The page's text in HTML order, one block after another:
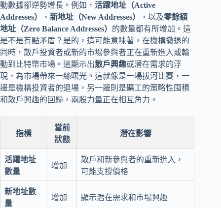
動數據卻逆勢增長。例如， 活躍地址（Active
Addresses）
、 新地址（New Addresses） ，以及零餘額
地址（Zero Balance Addresses） 的數量都有所增加。這
是不是有點矛盾？是的，這可能意味著，在機構撤退的
同時，散戶投資者或新的市場參與者正在重新進入或輪
動到比特幣市場。這顯示出散戶興趣或潛在需求的浮
現，為市場帶來一絲曙光。這就像是一場拔河比賽，一
邊是機構投資者的退場，另一邊則是礦工的策略性囤積
和散戶興趣的回歸，兩股力量正在相互角力。
指標
當前
狀態
潛在影響
活躍地址
數量
增加
散戶和新參與者的重新進入，
可能支撐價格
新地址數
量
增加 顯示潛在需求和市場興趣